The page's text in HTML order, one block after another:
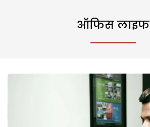
ऑफिस लाइफ